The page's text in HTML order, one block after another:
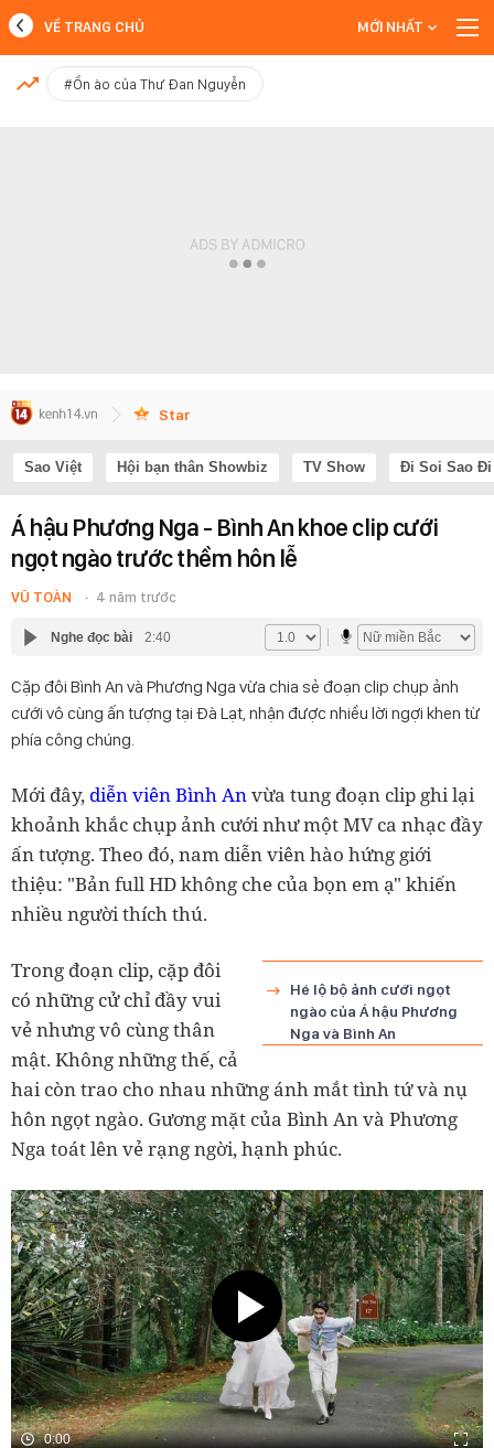
MỚI NHẤT
VỀ TRANG CHỦ MỚI NHẤT
#Ồn ào của Thư Đan Nguyễn
Star
Sao Việt Hội bạn thân Showbiz TV Show Đi Soi Sao Đi
Á hậu Phương Nga - Bình An khoe clip cưới
ngọt ngào trước thềm hôn lễ
VŨ TOÀN 4 năm trước
Nghe đọc bài 2:40
Cặp đôi Bình An và Phương Nga vừa chia sẻ đoạn clip chụp ảnh
cưới vô cùng ấn tượng tại Đà Lạt, nhận được nhiều lời ngợi khen từ
phía công chúng.
Mới đây, diễn viên Bình Anvừa tung đoạn clip ghi lại
khoảnh khắc chụp ảnh cưới như một MV ca nhạc đầy
ấn tượng. Theo đó, nam diễn viên hào hứng giới
thiệu: "Bản full HD không che của bọn em ạ" khiến
nhiều người thích thú.
Hé lộ bộ ảnh cưới ngọt
ngào của Á hậu Phương
Nga và Bình An
Trong đoạn clip, cặp đôi
có những cử chỉ đầy vui
vẻ nhưng vô cùng thân
mật. Không những thế, cả
hai còn trao cho nhau những ánh mắt tình tứ và nụ
hôn ngọt ngào. Gương mặt của Bình An và Phương
Nga toát lên vẻ rạng ngời, hạnh phúc.
0:00